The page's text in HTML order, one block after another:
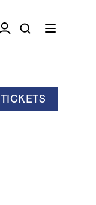
TICKETS